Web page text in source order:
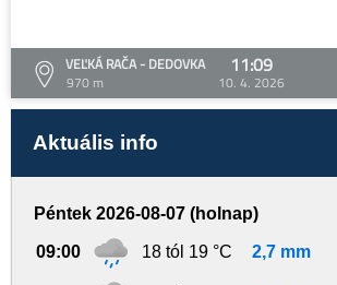
VEĽKÁ RAČA - DEDOVKA
970 m
11:09
10. 4. 2026
Aktuális info
Péntek 2026-08-07 (holnap)
09:00 18 tól 19 °C 2,7 mm